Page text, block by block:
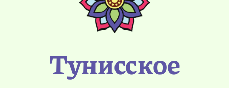
Тунисское